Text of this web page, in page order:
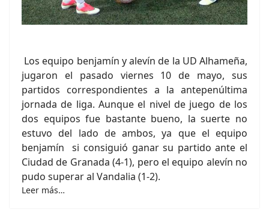
Los equipo benjamín y alevín de la UD Alhameña,
jugaron el pasado viernes 10 de mayo, sus
partidos correspondientes a la antepenúltima
jornada de liga. Aunque el nivel de juego de los
dos equipos fue bastante bueno, la suerte no
estuvo del lado de ambos, ya que el equipo
benjamín si consiguió ganar su partido ante el
Ciudad de Granada (4-1), pero el equipo alevín no
pudo superar al Vandalia (1-2).
Leer más…